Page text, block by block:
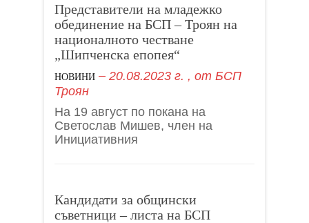
Представители на младежко
обединение на БСП – Троян на
националното честване
„Шипченска епопея“
НОВИНИ 20.08.2023 г. , от БСП
Троян
На 19 август по покана на
Светослав Мишев, член на
Инициативния
Кандидати за общински
съветници – листа на БСП